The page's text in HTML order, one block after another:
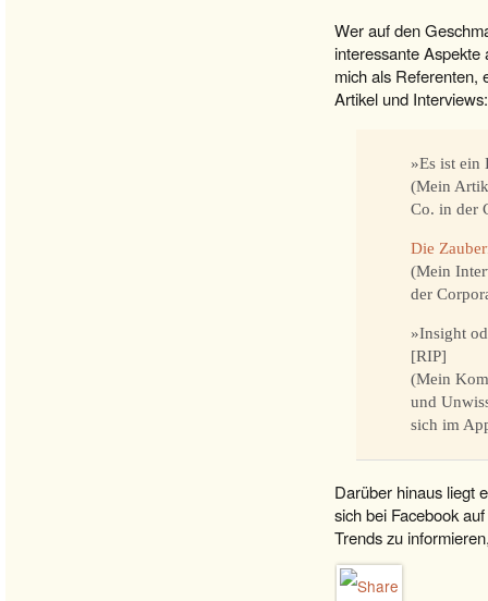
Wer auf den
interessante Aspekte
mich als Referenten,
Artikel und Interviews:
»Es ist
(Mein
Co. in der
Die
(Mein
der
»Insight
[RIP]
(Mein
und
sich im
Darüber hinaus liegt
sich bei Facebook auf
Trends zu